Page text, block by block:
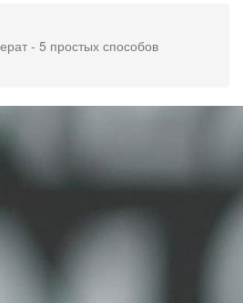
- 5 простых способов